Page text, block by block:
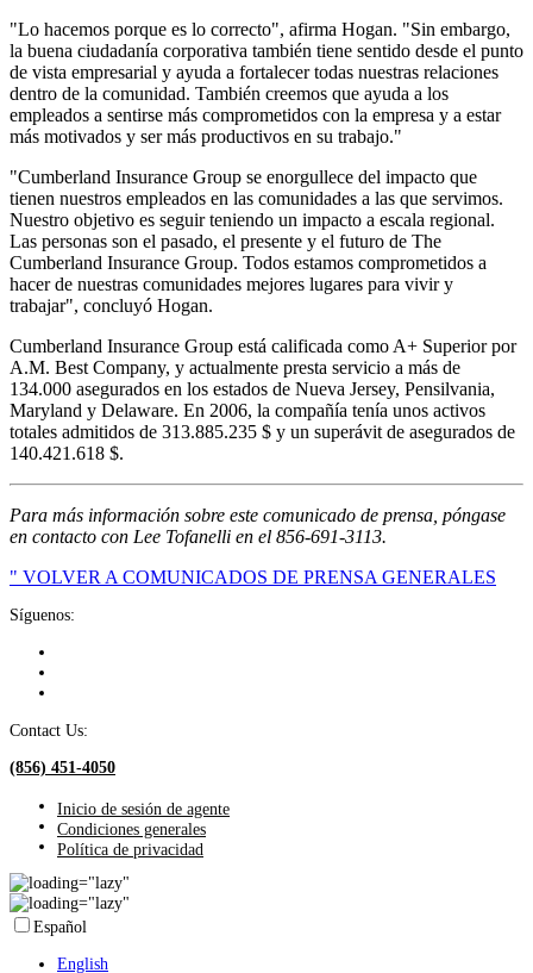
"Lo hacemos porque es lo correcto", afirma Hogan. "Sin embargo,
la buena ciudadanía corporativa también tiene sentido desde el punto
de vista empresarial y ayuda a fortalecer todas nuestras relaciones
dentro de la comunidad. También creemos que ayuda a los
empleados a sentirse más comprometidos con la empresa y a estar
más motivados y ser más productivos en su trabajo."
"Cumberland Insurance Group se enorgullece del impacto que
tienen nuestros empleados en las comunidades a las que servimos.
Nuestro objetivo es seguir teniendo un impacto a escala regional.
Las personas son el pasado, el presente y el futuro de The
Cumberland Insurance Group. Todos estamos comprometidos a
hacer de nuestras comunidades mejores lugares para vivir y
trabajar", concluyó Hogan.
Cumberland Insurance Group está calificada como A+ Superior por
A.M. Best Company, y actualmente presta servicio a más de
134.000 asegurados en los estados de Nueva Jersey, Pensilvania,
Maryland y Delaware. En 2006, la compañía tenía unos activos
totales admitidos de 313.885.235 $ y un superávit de asegurados de
140.421.618 $.
Para más información sobre este comunicado de prensa, póngase
en contacto con Lee Tofanelli en el 856-691-3113.
" VOLVER A COMUNICADOS DE PRENSA GENERALES
Síguenos:
Contact Us:
(856) 451-4050
Inicio de sesión de agente
Condiciones generales
Política de privacidad
Español
English